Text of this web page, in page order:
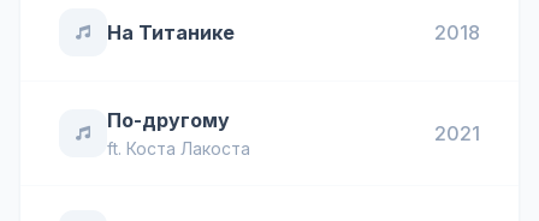
На Титанике 2018
По-другому
ft. Коста Лакоста
2021